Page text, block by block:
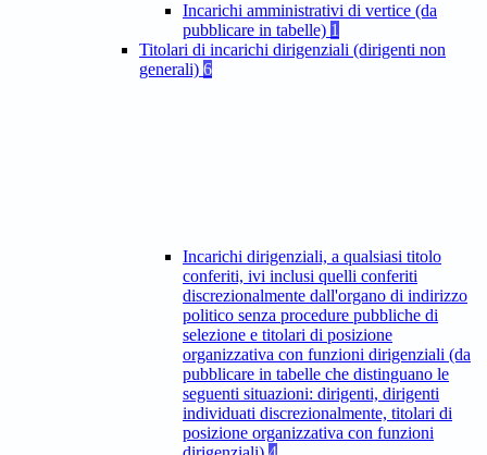
Incarichi amministrativi di vertice (da
pubblicare in tabelle) 1
Titolari di incarichi dirigenziali (dirigenti non
generali) 6
Incarichi dirigenziali, a qualsiasi titolo
conferiti, ivi inclusi quelli conferiti
discrezionalmente dall'organo di indirizzo
politico senza procedure pubbliche di
selezione e titolari di posizione
organizzativa con funzioni dirigenziali (da
pubblicare in tabelle che distinguano le
seguenti situazioni: dirigenti, dirigenti
individuati discrezionalmente, titolari di
posizione organizzativa con funzioni